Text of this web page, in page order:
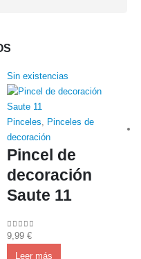
Sin existencias
Pinceles, Pinceles de
decoración
Pincel de
decoración
Saute 11
0out of 5
9,99 €
Leer más